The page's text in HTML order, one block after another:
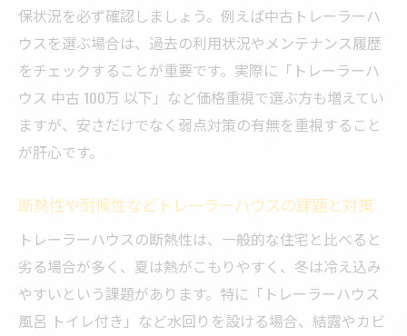
保状況を必ず確認しましょう。例えば中古トレーラーハ
ウスを選ぶ場合は、過去の利用状況やメンテナンス履歴
をチェックすることが重要です。実際に「トレーラーハ
ウス 中古 100万 以下」など価格重視で選ぶ方も増えてい
ますが、安さだけでなく弱点対策の有無を重視すること
が肝心です。
断熱性や耐候性などトレーラーハウスの課題と対策
トレーラーハウスの断熱性は、一般的な住宅と比べると
劣る場合が多く、夏は熱がこもりやすく、冬は冷え込み
やすいという課題があります。特に「トレーラーハウス
風呂 トイレ付き」など水回りを設ける場合、結露やカビ